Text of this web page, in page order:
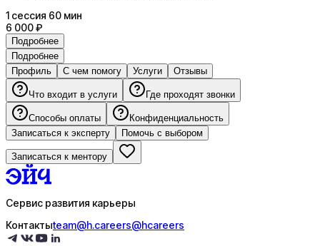
1 сессия 60 мин
6 000 ₽
Подробнее
Подробнее
Профиль
С чем помогу Услуги Отзывы
Что входит в услуги Где проходят звонки
Способы оплаты
Конфиденциальность
Записаться к эксперту
Помочь с выбором
Записаться к ментору
Сервис развития карьеры
Контактыteam@h.careers@hcareers